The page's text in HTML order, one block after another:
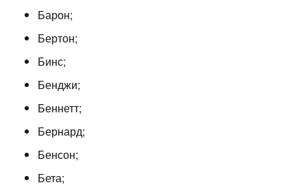
Барон;
Бертон;
Бинс;
Бенджи;
Беннетт;
Бернард;
Бенсон;
Бета;